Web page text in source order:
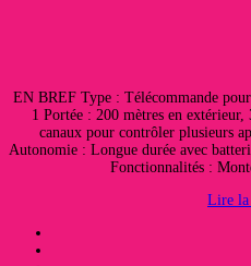
EN BREF Type : Télécommande
1 Portée : 200 mètres en
canaux pour contrôler plusieurs
Autonomie : Longue durée avec
Fonctionnalités :
Lire la